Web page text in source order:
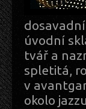
úvodní
tvář a
spletitá,
v
okolo